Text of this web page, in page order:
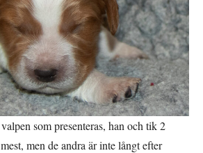
som presenteras, han och tik 2
men de andra är inte långt efter